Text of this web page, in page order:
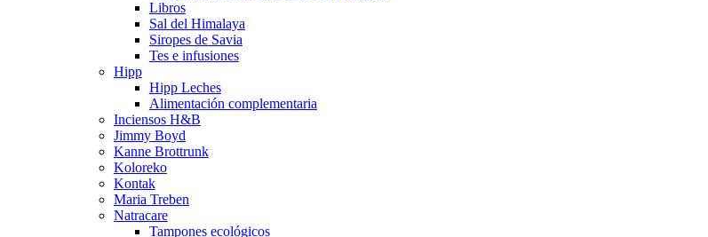
Libros
Sal del Himalaya
Siropes de Savia
Tes e infusiones
Hipp
Hipp Leches
Alimentación complementaria
Inciensos H&B
Jimmy Boyd
Kanne Brottrunk
Koloreko
Kontak
Maria Treben
Natracare
Tampones ecológicos